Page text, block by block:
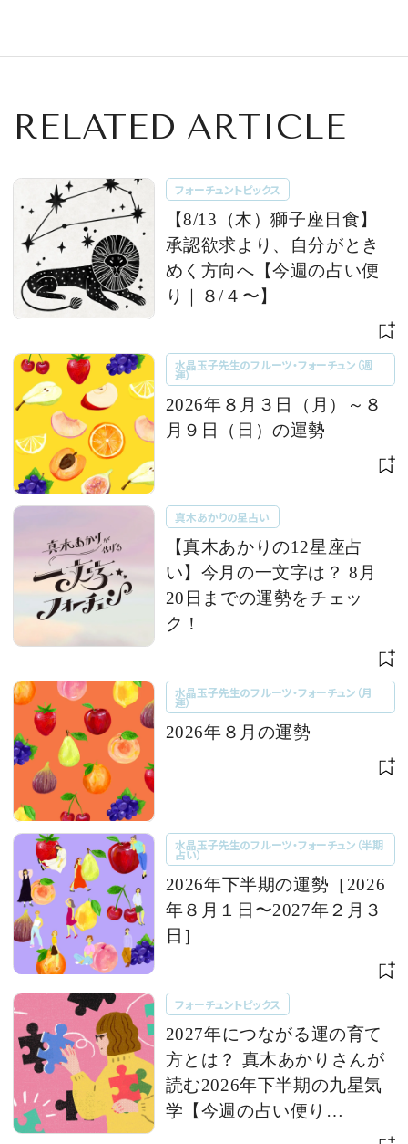
RELATED ARTICLE
フォーチュントピックス
【8/13（木）獅子座日食】
承認欲求より、自分がとき
めく方向へ【今週の占い便
り｜８/４〜】
水晶玉子先生のフルーツ・フォーチュン（週
運）
2026年８月３日（月）～８
月９日（日）の運勢
真木あかりの星占い
【真木あかりの12星座占
い】今月の一文字は？ 8月
20日までの運勢をチェッ
ク！
水晶玉子先生のフルーツ・フォーチュン（月
運）
2026年８月の運勢
水晶玉子先生のフルーツ・フォーチュン（半期
占い）
2026年下半期の運勢［2026
年８月１日〜2027年２月３
日］
フォーチュントピックス
2027年につながる運の育て
方とは？ 真木あかりさんが
読む2026年下半期の九星気
学【今週の占い便り